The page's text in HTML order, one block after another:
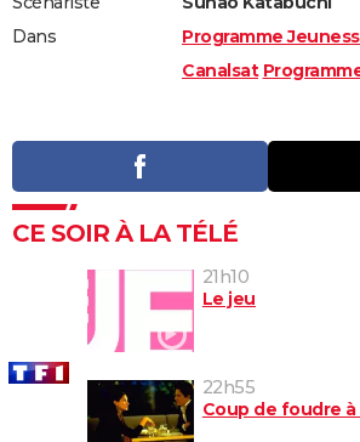
Dans
Programme
Canalsat
CE SOIR À LA TÉLÉ
21h10
Le jeu
22h55
Coup de foudre